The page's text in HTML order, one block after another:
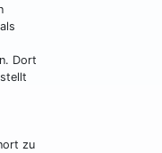
Dort
zu